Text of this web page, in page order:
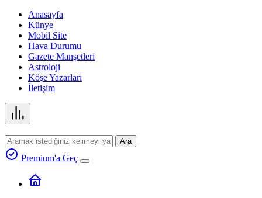
Anasayfa
Künye
Mobil Site
Hava Durumu
Gazete Manşetleri
Astroloji
Köşe Yazarları
İletişim
Ara
Premium'a Geç